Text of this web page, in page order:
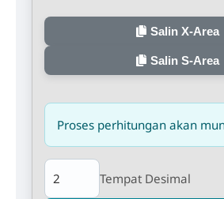
Salin X-Area
Salin S-Area
Proses perhitungan akan
Tempat Desimal